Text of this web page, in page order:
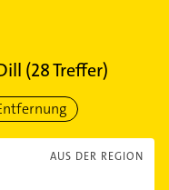
(28Treffer)
AUS DER REGION